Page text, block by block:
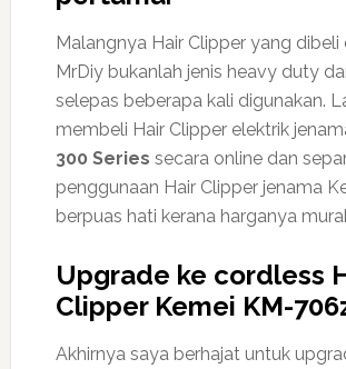
Malangnya Hair Clipper yang dibeli
MrDiy bukanlah jenis heavy duty
selepas beberapa kali digunakan.
membeli Hair Clipper elektrik
300 Series secara online dan
penggunaan Hair Clipper jenama
berpuas hati kerana harganya
Upgrade ke cordless
Clipper Kemei KM-
Akhirnya saya berhajat untuk